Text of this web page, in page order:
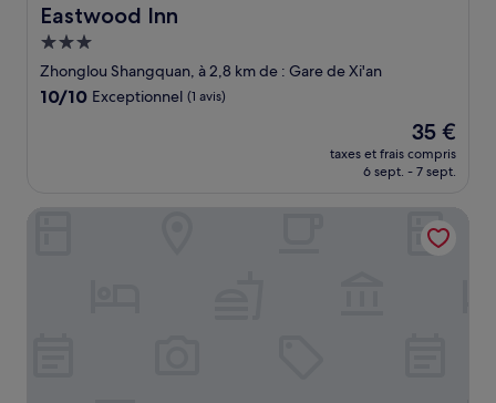
Eastwood Inn
Eastwood Inn
Hébergement
3.0 étoiles
Zhonglou Shangquan, à 2,8 km de : Gare de Xi'an
10.0
10/10 Exceptionnel (1 avis)
Le
nouveau
prix
de
35 €
35 €
taxes et frais compris
6 sept. - 7 sept.